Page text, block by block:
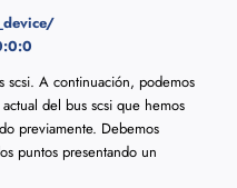
scsi. A continuación, podemos
del bus scsi que hemos
previamente. Debemos
puntos presentando un